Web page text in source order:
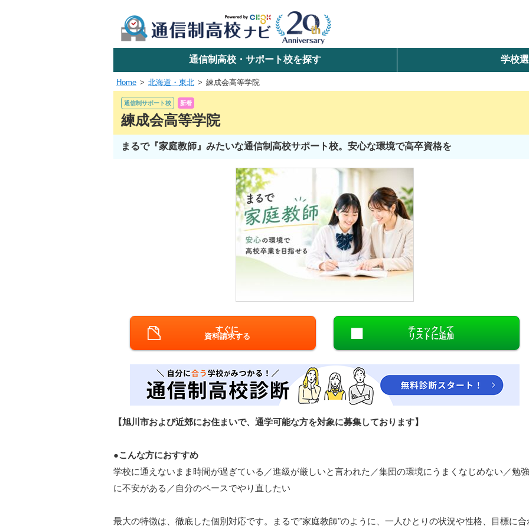
学校名で探す
検索
関東 北海道・東北
北陸・甲信越
中国
九州・沖縄
通信制高校・サポート校を探す 学校
Home 北海道・東北 練成会高等学院
通信制サポート校 新着
練成会高等学院
まるで『家庭教師』みたいな通信制高校サポート校。安心な環境で高卒資格を
すぐに
資料請求する
チェックして
リストに追加
【旭川市および近郊にお住まいで、通学可能な方を対象に募集しております】
●こんな方におすすめ
学校に通えないまま時間が過ぎている／進級が厳しいと言われた／集団の環境にうまくなじめない／勉強
に不安がある／自分のペースでやり直したい
最大の特徴は、徹底した個別対応です。まるで"家庭教師"のように、一人ひとりの状況や性格、目標に合